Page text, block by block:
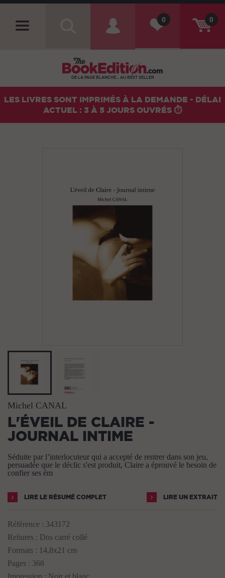
0
0
DE LA PAGE BLANCHE... AU BEST SELLER
LES LIVRES SONT IMPRIMÉS À LA DEMANDE - DÉLAI
ACTUEL : 3 À 5 JOURS OUVRÉS ⏱️
Michel CANAL
L'ÉVEIL DE CLAIRE -
JOURNAL INTIME
Séduite par l’interlocuteur qui a accepté de rentrer dans son jeu,
persuadée que le déclic s'est produit, Claire a éprouvé le besoin de
confier ses ém
LIRE LE RÉSUMÉ COMPLET LIRE UN EXTRAIT
Référence : 343172
Reliures : Dos carré collé
Formats : 14,8x21 cm
Pages : 368
Impression : Noir et blanc